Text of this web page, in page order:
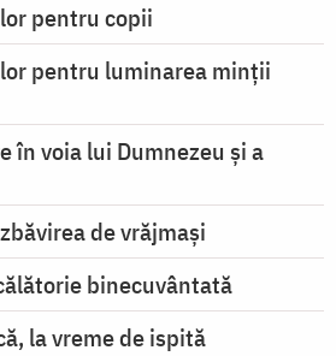
pentru copii
pentru luminarea minţii
în voia lui Dumnezeu şi a
de vrăjmași
binecuvântată
la vreme de ispită